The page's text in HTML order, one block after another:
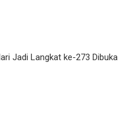
Jadi Langkat ke-273 Dibuka